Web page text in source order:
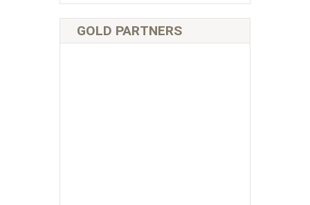
GOLD PARTNERS